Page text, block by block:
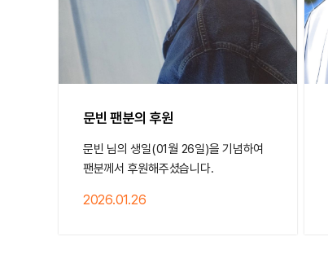
문빈 팬분의 후원
문빈 님의 생일(01월 26일)을 기념하여
팬분께서 후원해주셨습니다.
2026.01.26